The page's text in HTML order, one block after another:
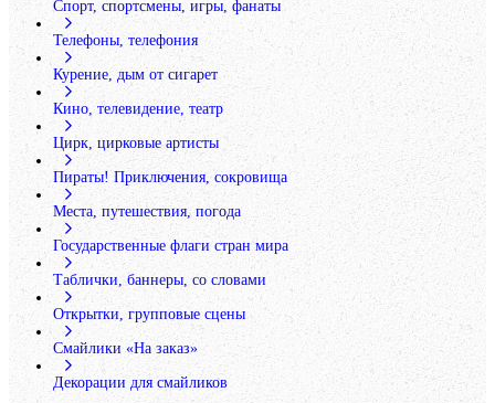
Спорт, спортсмены, игры, фанаты
Телефоны, телефония
Курение, дым от сигарет
Кино, телевидение, театр
Цирк, цирковые артисты
Пираты! Приключения, сокровища
Места, путешествия, погода
Государственные флаги стран мира
Таблички, баннеры, со словами
Открытки, групповые сцены
Смайлики «На заказ»
Декорации для смайликов